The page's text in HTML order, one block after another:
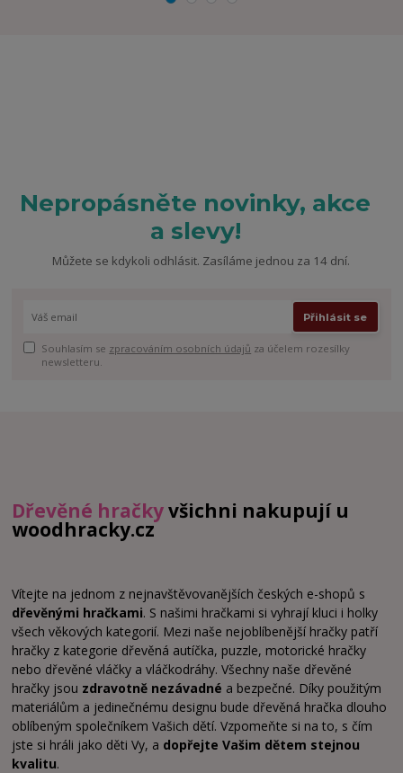
Nepropásněte novinky, akce
a slevy!
Můžete se kdykoli odhlásit. Zasíláme jednou za 14 dní.
Přihlásit se
Souhlasím se zpracováním osobních údajů za účelem rozesílky
newsletteru.
Dřevěné hračkyvšichni nakupují u
woodhracky.cz
Vítejte na jednom z nejnavštěvovanějších českých e-shopů s
dřevěnými hračkami. S našimi hračkami si vyhrají kluci i holky
všech věkových kategorií. Mezi naše nejoblíbenější hračky patří
hračky z kategorie dřevěná autíčka, puzzle, motorické hračky
nebo dřevěné vláčky a vláčkodráhy. Všechny naše dřevěné
hračky jsou zdravotně nezávadné a bezpečné. Díky použitým
materiálům a jedinečnému designu bude dřevěná hračka dlouho
oblíbeným společníkem Vašich dětí. Vzpomeňte si na to, s čím
jste si hráli jako děti Vy, a dopřejte Vašim dětem stejnou
kvalitu.